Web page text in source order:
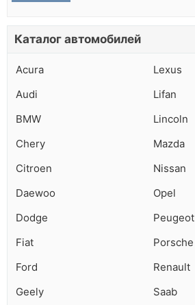
Каталог автомобилей
Acura
Lexus
Audi
Lifan
BMW
Lincoln
Chery
Mazda
Citroen
Nissan
Daewoo
Opel
Dodge
Peugeot
Fiat
Porsche
Ford
Renault
Geely
Saab